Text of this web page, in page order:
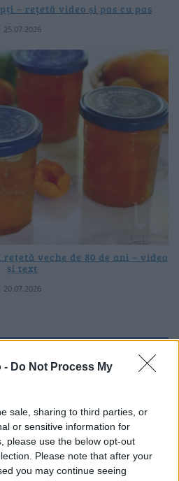
- Do Not Process My
sale, sharing to third parties, or
or sensitive information for
please use the below opt-out
Please note that after your
you may continue seeing
– rețetă video și pas cu pas
25.07.2026
veche de 80 de ani – video
și text
20.07.2026